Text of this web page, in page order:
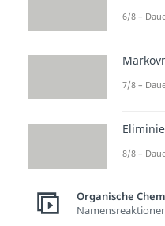
6/8 –
7/8 –
8/8 –
Organische